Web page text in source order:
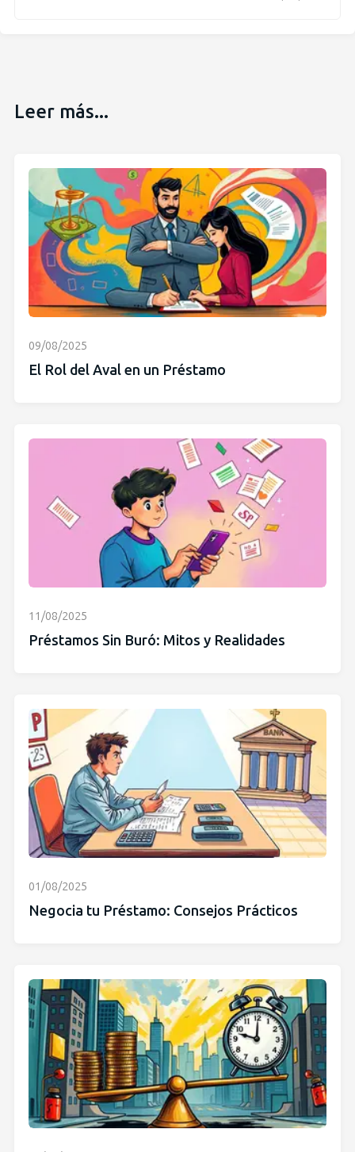
Leer más...
09/08/2025
El Rol del Aval en un Préstamo
11/08/2025
Préstamos Sin Buró: Mitos y Realidades
01/08/2025
Negocia tu Préstamo: Consejos Prácticos